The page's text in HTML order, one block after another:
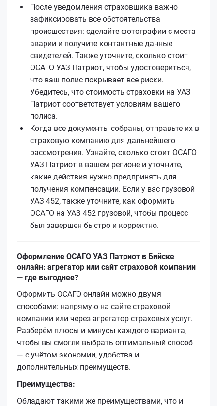
После уведомления страховщика важно
зафиксировать все обстоятельства
происшествия: сделайте фотографии с места
аварии и получите контактные данные
свидетелей. Также уточните, сколько стоит
ОСАГО УАЗ Патриот, чтобы удостовериться,
что ваш полис покрывает все риски.
Убедитесь, что стоимость страховки на УАЗ
Патриот соответствует условиям вашего
полиса.
Когда все документы собраны, отправьте их в
страховую компанию для дальнейшего
рассмотрения. Узнайте, сколько стоит ОСАГО
УАЗ Патриот в вашем регионе и уточните,
какие действия нужно предпринять для
получения компенсации. Если у вас грузовой
УАЗ 452, также уточните, как оформить
ОСАГО на УАЗ 452 грузовой, чтобы процесс
был завершен быстро и корректно.
Оформление ОСАГО УАЗ Патриот в Бийске
онлайн: агрегатор или сайт страховой компании
— где выгоднее?
Оформить ОСАГО онлайн можно двумя
способами: напрямую на сайте страховой
компании или через агрегатор страховых услуг.
Разберём плюсы и минусы каждого варианта,
чтобы вы смогли выбрать оптимальный способ
— с учётом экономии, удобства и
дополнительных преимуществ.
Преимущества:
Обладают такими же преимуществами, что и